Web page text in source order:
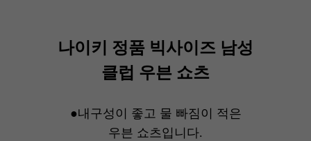
나이키 정품 빅사이즈 남성
클럽 우븐 쇼츠
●내구성이 좋고 물 빠짐이 적은
우븐 쇼츠입니다.